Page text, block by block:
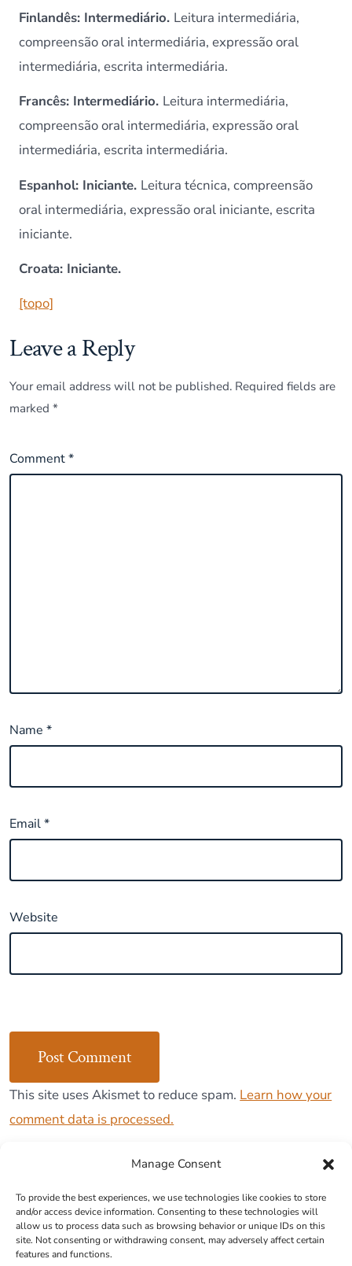
Manage Consent
To provide the best experiences, we use technologies like cookies to store
and/or access device information. Consenting to these technologies will
allow us to process data such as browsing behavior or unique IDs on this
site. Not consenting or withdrawing consent, may adversely affect certain
features and functions.
Finlandês: Intermediário. Leitura intermediária,
compreensão oral intermediária, expressão oral
intermediária, escrita intermediária.
Francês: Intermediário. Leitura intermediária,
compreensão oral intermediária, expressão oral
intermediária, escrita intermediária.
Espanhol: Iniciante. Leitura técnica, compreensão
oral intermediária, expressão oral iniciante, escrita
iniciante.
Croata: Iniciante.
[topo]
Leave a Reply
Your email address will not be published. Required fields are
marked*
Comment*
Name*
Email*
Website
This site uses Akismet to reduce spam. Learn how your
comment data is processed.
Cookie Policy (EU)